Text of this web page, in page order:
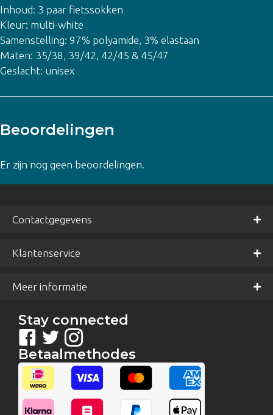
Inhoud: 3 paar fietssokken
Kleur: multi-white
Samenstelling: 97% polyamide, 3% elastaan
Maten: 35/38, 39/42, 42/45 & 45/47
Geslacht: unisex
Beoordelingen
Er zijn nog geen beoordelingen.
Contactgegevens
Klantenservice
Meer informatie
Stay connected
Betaalmethodes